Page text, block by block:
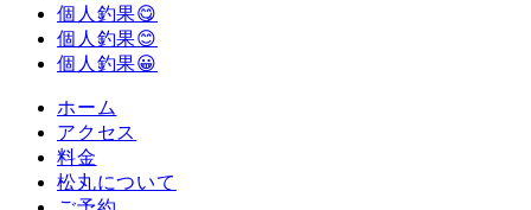
個人釣果😋
個人釣果😊
個人釣果😀
ホーム
アクセス
料金
松丸について